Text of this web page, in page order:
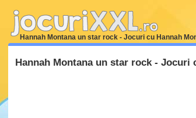
Hannah Montana un star rock - Jocuri cu Hannah
Hannah Montana un star rock - Jocuri